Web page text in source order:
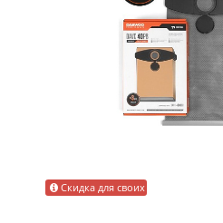
Скидка для своих